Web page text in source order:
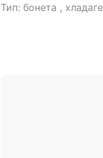
Тип: бонета ,